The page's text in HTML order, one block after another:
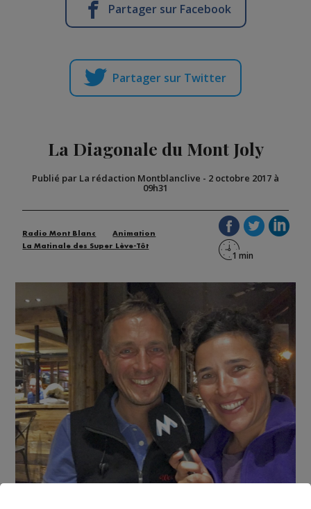
Partager sur Facebook
Partager sur Twitter
La Diagonale du Mont Joly
Publié par La rédaction Montblanclive - 2 octobre 2017 à
09h31
Radio Mont Blanc
Animation
La Matinale des Super Lève-Tôt